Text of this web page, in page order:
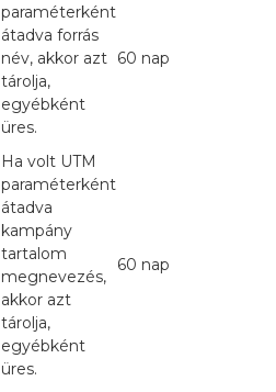
paraméterként
átadva forrás
név, akkor azt
tárolja,
egyébként
üres.
60 nap
Ha volt UTM
paraméterként
átadva
kampány
tartalom
megnevezés,
akkor azt
tárolja,
egyébként
üres.
60 nap